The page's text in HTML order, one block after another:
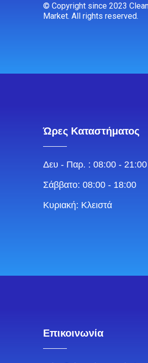
© Copyright since 2023
Market. All rights reserved.
Ώρες Καταστήματος
Δευ - Παρ. : 08:00 - 21:00
Σάββατο: 08:00 - 18:00
Κυριακή: Κλειστά
Επικοινωνία